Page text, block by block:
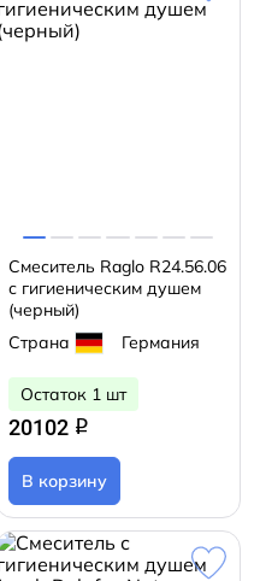
Смеситель Raglo R24.56.06
с гигиеническим душем
(черный)
Страна
Германия
Остаток 1 шт
20102 q
В корзину